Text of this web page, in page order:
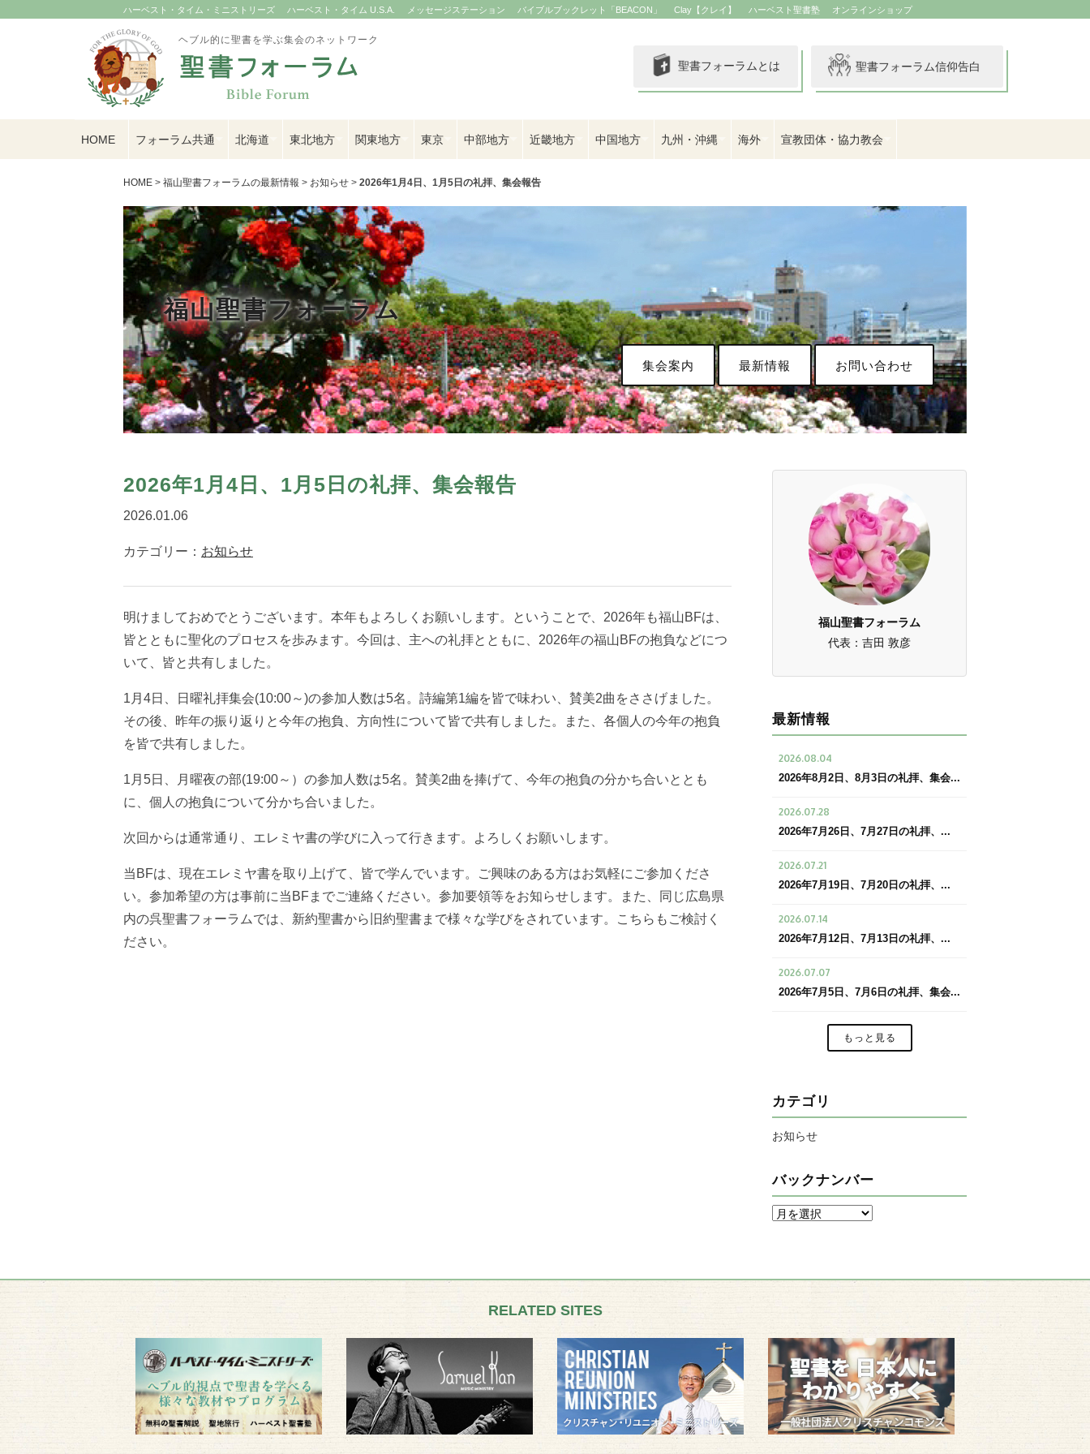
ハーベスト・タイム・ミニストリーズ ハーベスト・タイム U.S.A. メッセージステーション バイブルブックレット「BEACON」 Clay【クレイ】 ハーベスト聖書塾 オンラインショップ
ヘブル的に聖書を学ぶ集会のネットワーク
聖書フォーラム信仰告白
聖書フォーラムとは
HOME フォーラム共通 北海道 東北地方 関東地方 東京 中部地方 近畿地方 中国地方 九州・沖縄 海外 宣教団体・協力教会
HOME > 福山聖書フォーラムの最新情報 > お知らせ > 2026年1月4日、1月5日の礼拝、集会報告
福山聖書フォーラム
集会案内 最新情報 お問い合わせ
2026年1月4日、1月5日の礼拝、集会報告
2026.01.06
カテゴリー： お知らせ
明けましておめでとうございます。本年もよろしくお願いします。ということで、2026年も福山BFは、
皆とともに聖化のプロセスを歩みます。今回は、主への礼拝とともに、2026年の福山BFの抱負などにつ
いて、皆と共有しました。
1月4日、日曜礼拝集会(10:00～)の参加人数は5名。詩編第1編を皆で味わい、賛美2曲をささげました。
その後、昨年の振り返りと今年の抱負、方向性について皆で共有しました。また、各個人の今年の抱負
を皆で共有しました。
1月5日、月曜夜の部(19:00～）の参加人数は5名。賛美2曲を捧げて、今年の抱負の分かち合いととも
に、個人の抱負について分かち合いました。
次回からは通常通り、エレミヤ書の学びに入って行きます。よろしくお願いします。
当BFは、現在エレミヤ書を取り上げて、皆で学んでいます。ご興味のある方はお気軽にご参加くださ
い。参加希望の方は事前に当BFまでご連絡ください。参加要領等をお知らせします。また、同じ広島県
内の呉聖書フォーラムでは、新約聖書から旧約聖書まで様々な学びをされています。こちらもご検討く
ださい。
福山聖書フォーラム
代表：吉田 敦彦
最新情報
2026.08.04
2026年8月2日、8月3日の礼拝、集会...
2026.07.28
2026年7月26日、7月27日の礼拝、...
2026.07.21
2026年7月19日、7月20日の礼拝、...
2026.07.14
2026年7月12日、7月13日の礼拝、...
2026.07.07
2026年7月5日、7月6日の礼拝、集会...
もっと見る
カテゴリ
お知らせ
バックナンバー
RELATED SITES